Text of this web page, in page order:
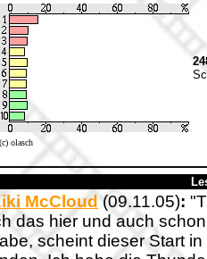
olasch
McCloud (09.11.05):
das hier und auch
scheint dieser Start